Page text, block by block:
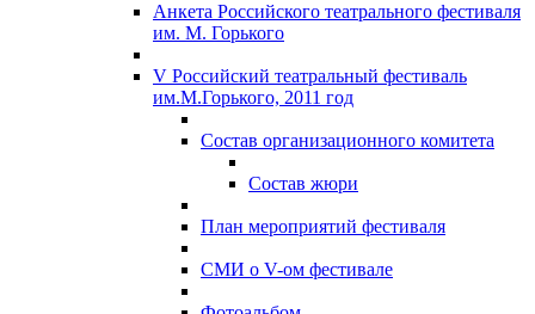
Анкета Российского театрального фестиваля
им. М. Горького
V Российский театральный фестиваль
им.М.Горького, 2011 год
Состав организационного комитета
Состав жюри
План мероприятий фестиваля
СМИ о V-ом фестивале